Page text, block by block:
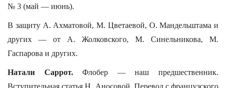
№ 3 (май — июнь).
В защиту А. Ахматовой, М. Цветаевой, О. Мандельштама и
других — от А. Жолковского, М. Синельникова, М.
Гаспарова и других.
Натали Саррот.Флобер — наш предшественник.
Вступительная статья Н. Аносовой. Перевод с французского